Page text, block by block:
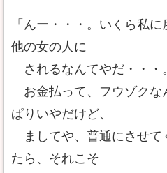
「んー・・・。いくら私
他の女の人に
されるなんてやだ・・・。
お金払って、フウゾクな
ぱりいやだけど、
ましてや、普通にさせて
たら、それこそ